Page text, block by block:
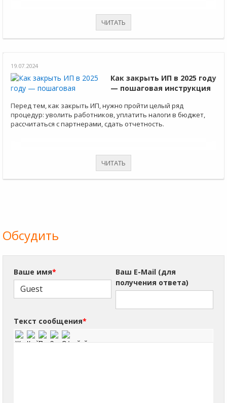
ЧИТАТЬ
19.07.2024
Как закрыть ИП в 2025 году
— пошаговая инструкция
Перед тем, как закрыть ИП, нужно пройти целый ряд
процедур: уволить работников, уплатить налоги в бюджет,
рассчитаться с партнерами, сдать отчетность.
ЧИТАТЬ
Обсудить
Ваше имя*
Ваш E-Mail (для
получения ответа)
Текст сообщения*